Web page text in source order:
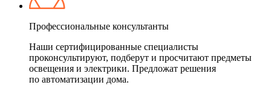
Профессиональные консультанты
Наши сертифицированные специалисты
проконсультируют, подберут и просчитают предметы
освещения и электрики. Предложат решения
по автоматизации дома.